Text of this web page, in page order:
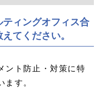
ィングオフィス合
てください。
ント防止・対策に特
ます。